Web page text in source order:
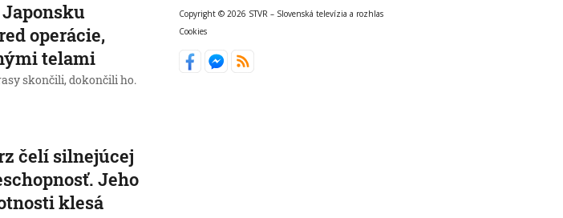
Japonsku
operácie,
telami
skončili, dokončili ho.
čelí silnejúcej
Jeho
klesá
Copyright © 2026 STVR – Slovenská televízia a rozhlas
Cookies